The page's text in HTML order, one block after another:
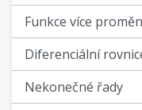
Funkce více
Diferenciální
Nekonečné řady